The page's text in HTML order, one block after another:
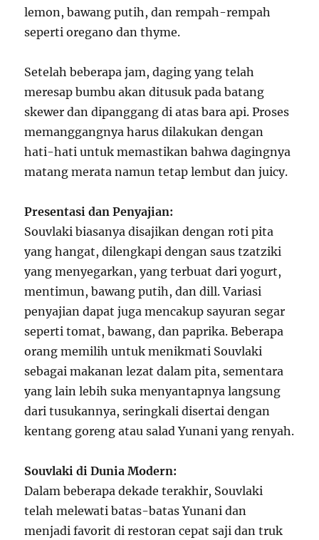
lemon, bawang putih, dan rempah-rempah
seperti oregano dan thyme.
Setelah beberapa jam, daging yang telah
meresap bumbu akan ditusuk pada batang
skewer dan dipanggang di atas bara api. Proses
memanggangnya harus dilakukan dengan
hati-hati untuk memastikan bahwa dagingnya
matang merata namun tetap lembut dan juicy.
Presentasi dan Penyajian:
Souvlaki biasanya disajikan dengan roti pita
yang hangat, dilengkapi dengan saus tzatziki
yang menyegarkan, yang terbuat dari yogurt,
mentimun, bawang putih, dan dill. Variasi
penyajian dapat juga mencakup sayuran segar
seperti tomat, bawang, dan paprika. Beberapa
orang memilih untuk menikmati Souvlaki
sebagai makanan lezat dalam pita, sementara
yang lain lebih suka menyantapnya langsung
dari tusukannya, seringkali disertai dengan
kentang goreng atau salad Yunani yang renyah.
Souvlaki di Dunia Modern:
Dalam beberapa dekade terakhir, Souvlaki
telah melewati batas-batas Yunani dan
menjadi favorit di restoran cepat saji dan truk